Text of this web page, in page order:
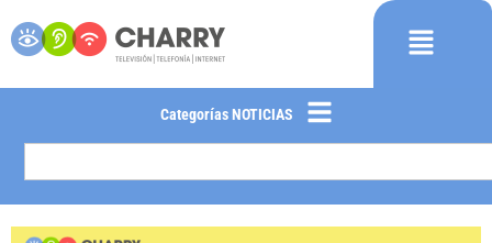
Categorías NOTICIAS